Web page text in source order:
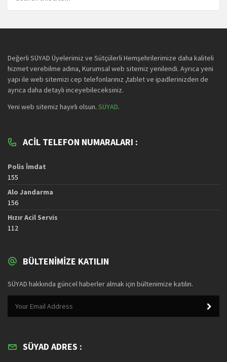
Değerli SÜYAD Üyelerimiz ve Sütçülerli Hemşehrilerimize daha kaliteli
hizmet verebilme adına, Kurumsal web sitemiz yenilendi. Ayrıca yeni
yapı ile web sitemizi cep telefonlarınız ,tablet ve ipadlerinizden de
ayrıca daha detaylı inceyebileceksiniz.
Yeni web sitemiz hayırlı olsun. SÜYAD.
ACIL TELEFON NUMARALARI :
Polis İmdat
155
Alo Jandarma
156
Hızır Acil Servis
112
BÜLTENIMIZE KATILIN
SÜYAD hakkında güncel haberler almak için bültenimize katılın.
SÜYAD ADRES :